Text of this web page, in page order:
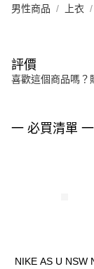
男性商品 上衣
評價
喜歡這個商品嗎？
一 必買清單 一
NIKE AS U NSW